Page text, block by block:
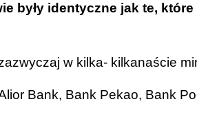
były identyczne jak te,
w kilka- kilkanaście
Bank, Bank Pekao, Bank